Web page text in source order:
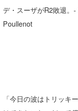
デ・スーザがR2敗退。
Poullenot
「今日の波はトリッキ